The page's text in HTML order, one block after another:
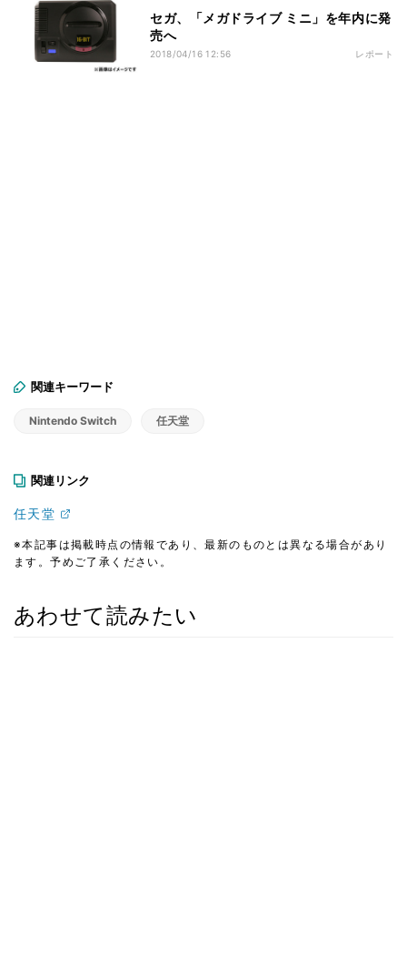
セガ、「メガドライブ ミニ」を年内に発
売へ
2018/04/16 12:56 レポート
関連キーワード
Nintendo Switch 任天堂
関連リンク
任天堂
※本記事は掲載時点の情報であり、最新のものとは異なる場合があり
ます。予めご了承ください。
あわせて読みたい